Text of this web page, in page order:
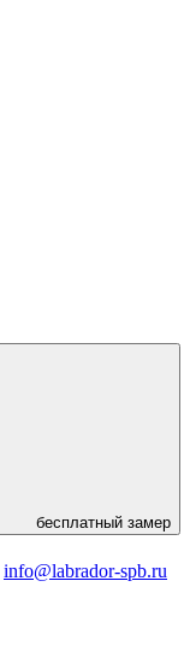
бесплатный замер
info@labrador-spb.ru